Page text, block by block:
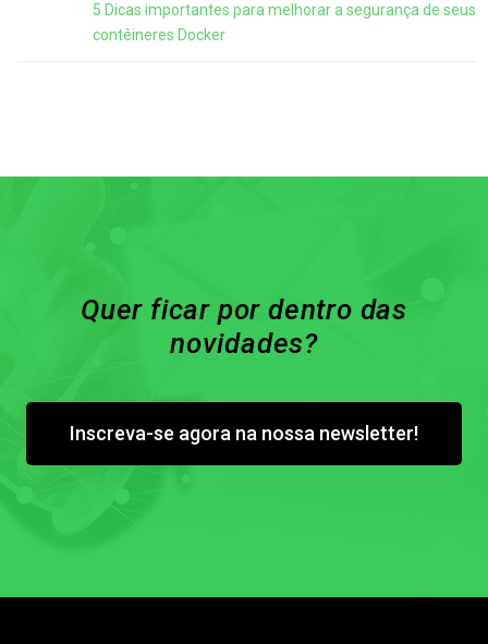
5 Dicas importantes para melhorar a segurança de seus
contêineres Docker
Quer ficar por dentro das
novidades?
Inscreva-se agora na nossa newsletter!